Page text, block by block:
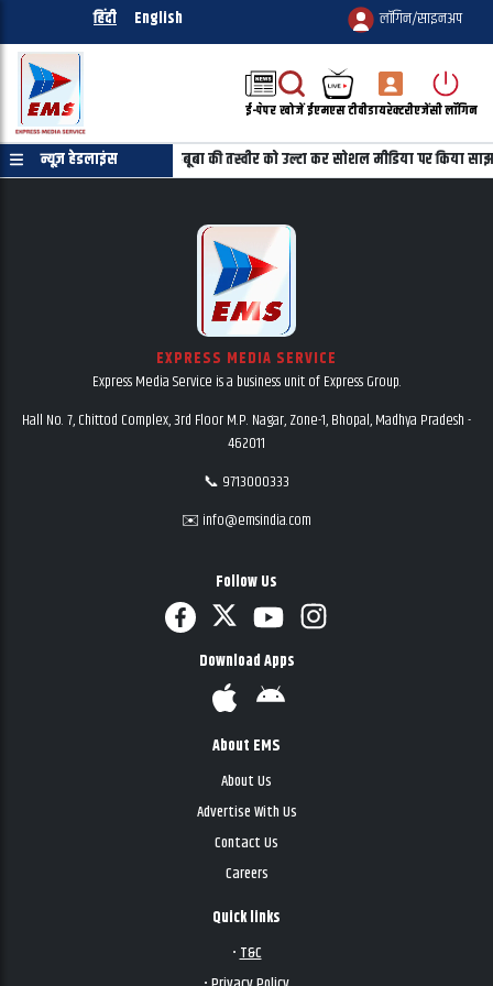
हिंदी English लॉगिन/साइनअप
ई-पेपरखोजेंईएमएस टीवीडायरेक्टरीएजेंसी लॉगिन
न्यूज़ हेडलाइंस
की जरुरत नहीं महबूबा की तस्वीर को उल्टा कर सोशल मीडिया पर किया
EXPRESS MEDIA SERVICE
Express Media Service is a business unit of Express Group.
Hall No. 7, Chittod Complex, 3rd Floor M.P. Nagar, Zone-1, Bhopal, Madhya Pradesh -
462011
📞 9713000333
✉️ info@emsindia.com
Follow Us
Download Apps
About EMS
About Us
Advertise With Us
Contact Us
Careers
Quick links
•T&C